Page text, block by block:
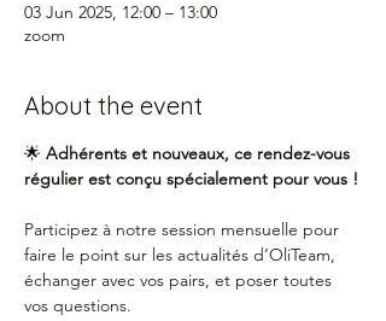
03 Jun 2025, 12:00 – 13:00
zoom
About the event
🌟 Adhérents et nouveaux, ce rendez-vous
régulier est conçu spécialement pour vous !
Participez à notre session mensuelle pour
faire le point sur les actualités d’OliTeam,
échanger avec vos pairs, et poser toutes
vos questions.